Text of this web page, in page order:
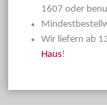
1607 oder
Wir liefern ab
Haus!